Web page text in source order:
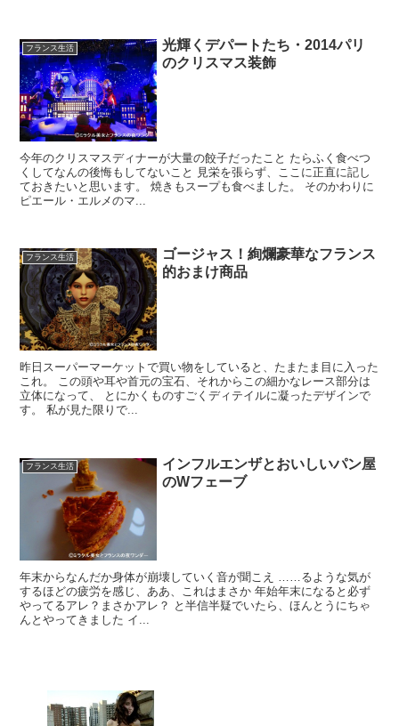
フランス生活
光輝くデパートたち・2014パリ
のクリスマス装飾
今年のクリスマスディナーが大量の餃子だったこと たらふく食べつ
くしてなんの後悔もしてないこと 見栄を張らず、ここに正直に記し
ておきたいと思います。 焼きもスープも食べました。 そのかわりに
ピエール・エルメのマ...
フランス生活
ゴージャス！絢爛豪華なフランス
的おまけ商品
昨日スーパーマーケットで買い物をしていると、たまたま目に入った
これ。 この頭や耳や首元の宝石、それからこの細かなレース部分は
立体になって、 とにかくものすごくディテイルに凝ったデザインで
す。 私が見た限りで...
フランス生活
インフルエンザとおいしいパン屋
のWフェーブ
年末からなんだか身体が崩壊していく音が聞こえ ……るような気が
するほどの疲労を感じ、ああ、これはまさか 年始年末になると必ず
やってるアレ？まさかアレ？ と半信半疑でいたら、ほんとうにちゃ
んとやってきました イ...